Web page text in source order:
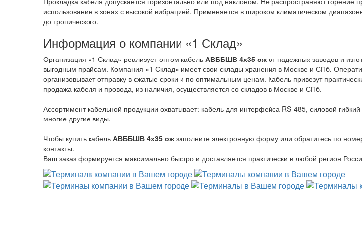
использование в зонах с высокой вибрацией. Применяется в широком климатическом
до тропического.
Информация о компании «1 Склад»
Организация «1 Склад» реализует оптом кабель АВББШВ 4х35 ож от надежных заводов и
выгодным прайсам. Компания «1 Склад» имеет свои склады хранения в Москве и СПб.
организовывает отправку в сжатые сроки и по оптимальным ценам. Кабель привезут
продажа кабеля и провода, из наличия, осуществляется со складов в Москве и СПб.
Ассортимент кабельной продукции охватывает: кабель для интерфейса RS-485, силовой
многие другие виды.
Чтобы купить кабель АВББШВ 4х35 ож заполните электронную форму или обратитесь по
контакты.
Ваш заказ формируется максимально быстро и доставляется практически в любой регион